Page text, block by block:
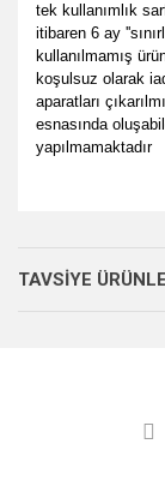
tek kullanımlık
itibaren 6 ay
kullanılmamış
koşulsuz olarak
aparatları
esnasında
yapılmamaktadır
kullanarak
Görüş ve
Ürün
Bu ürüne
P... E... | 23/08/
Sebahattin
TAVSİYE